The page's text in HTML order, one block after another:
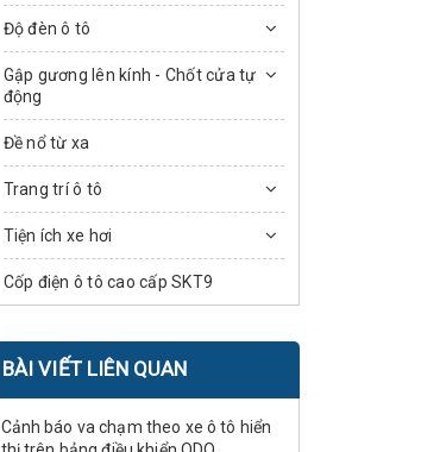
Độ đèn ô tô
Gập gương lên kính - Chốt cửa tự
động
Đề nổ từ xa
Trang trí ô tô
Tiện ích xe hơi
Cốp điện ô tô cao cấp SKT9
BÀI VIẾT LIÊN QUAN
Cảnh báo va chạm theo xe ô tô hiển